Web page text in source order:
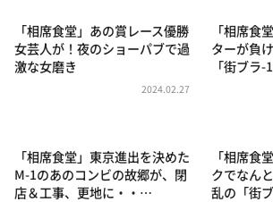
ポツンと一軒家
ザキ山小屋本館
「相席食堂」あの賞レース優勝
女芸人が！夜のショーパブで過
激な女磨き
2024.02.27
「相席食
ターが負
「街ブラ
「相席食堂」東京進出を決めた
M-1のあのコンビの故郷が、閉
店＆工事、更地に・・…
「相席食
クでなん
乱の「街